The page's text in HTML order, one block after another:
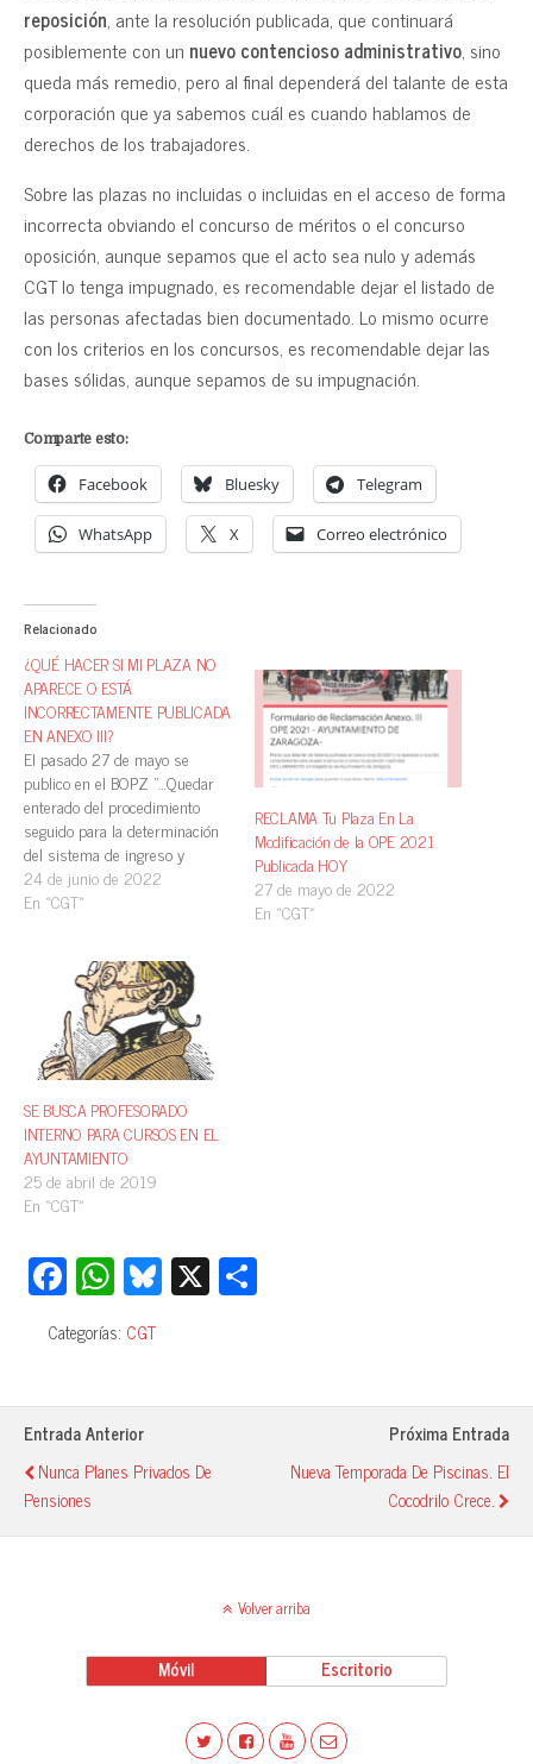
reposición, ante la resolución publicada, que continuará
posiblemente con un nuevo contencioso administrativo, sino
queda más remedio, pero al final dependerá del talante de esta
corporación que ya sabemos cuál es cuando hablamos de
derechos de los trabajadores.
Sobre las plazas no incluidas o incluidas en el acceso de forma
incorrecta obviando el concurso de méritos o el concurso
oposición, aunque sepamos que el acto sea nulo y además
CGT lo tenga impugnado, es recomendable dejar el listado de
las personas afectadas bien documentado. Lo mismo ocurre
con los criterios en los concursos, es recomendable dejar las
bases sólidas, aunque sepamos de su impugnación.
Comparte esto:
Facebook Bluesky Telegram
WhatsApp X Correo electrónico
Relacionado
¿QUÉ HACER SI MI PLAZA NO
APARECE O ESTÁ
INCORRECTAMENTE PUBLICADA
EN ANEXO III?
El pasado 27 de mayo se
publico en el BOPZ “…Quedar
enterado del procedimiento
seguido para la determinación
del sistema de ingreso y
rectificación de errores
correspondiente al turno libre
de la Concejalía Delegada de
Personal de fecha 9 de mayo
24 de junio de 2022
En «CGT»
RECLAMA Tu Plaza En La
Modificación de la OPE 2021
Publicada HOY
27 de mayo de 2022
En «CGT»
SE BUSCA PROFESORADO
INTERNO PARA CURSOS EN EL
AYUNTAMIENTO
25 de abril de 2019
En «CGT»
Fa
ce
bo
ok
W
ha
ts
A
pp
Bl
ue
y
X
pa
Categorías: CGT
Entrada Anterior
Nunca Planes Privados De
Pensiones
Próxima Entrada
Nueva Temporada De Piscinas. El
Cocodrilo Crece.
Volver arriba
Móvil Escritorio